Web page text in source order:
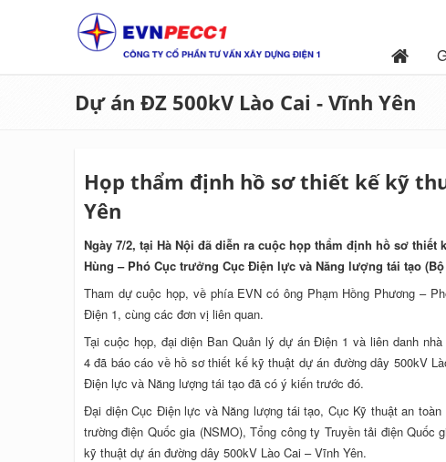
Dự án ĐZ 500kV Lào Cai - Vĩnh Yên
Họp thẩm định hồ sơ thiết kế kỹ
Yên
Ngày 7/2, tại Hà Nội đã diễn ra cuộc họp thẩm định hồ sơ
Hùng – Phó Cục trưởng Cục Điện lực và Năng lượng tái tạo
Tham dự cuộc họp, về phía EVN có ông Phạm Hồng Phương –
Điện 1, cùng các đơn vị liên quan.
Tại cuộc họp, đại diện Ban Quản lý dự án Điện 1 và liên danh
4 đã báo cáo về hồ sơ thiết kế kỹ thuật dự án đường dây 500kV
Điện lực và Năng lượng tái tạo đã có ý kiến trước đó.
Đại diện Cục Điện lực và Năng lượng tái tạo, Cục Kỹ thuật an
trường điện Quốc gia (NSMO), Tổng công ty Truyền tải điện
kỹ thuật dự án đường dây 500kV Lào Cai – Vĩnh Yên.